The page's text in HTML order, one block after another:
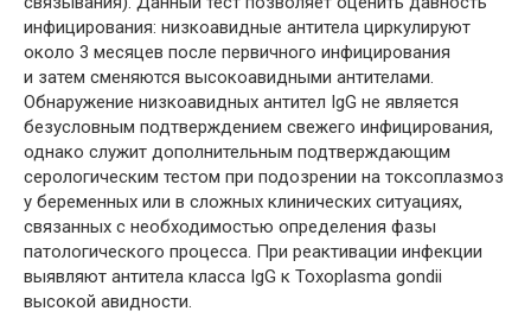
инфицирования: низкоавидные антитела циркулируют
около 3 месяцев после первичного инфицирования
и затем сменяются высокоавидными антителами.
Обнаружение низкоавидных антител IgG не является
безусловным подтверждением свежего инфицирования,
однако служит дополнительным подтверждающим
серологическим тестом при подозрении на токсоплазмоз
у беременных или в сложных клинических ситуациях,
связанных с необходимостью определения фазы
патологического процесса. При реактивации инфекции
выявляют антитела класса IgG к Toxoplasma gondii
высокой авидности.